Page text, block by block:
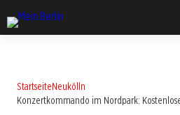
StartseiteNeukölln
Konzertkommando im Nordpark: